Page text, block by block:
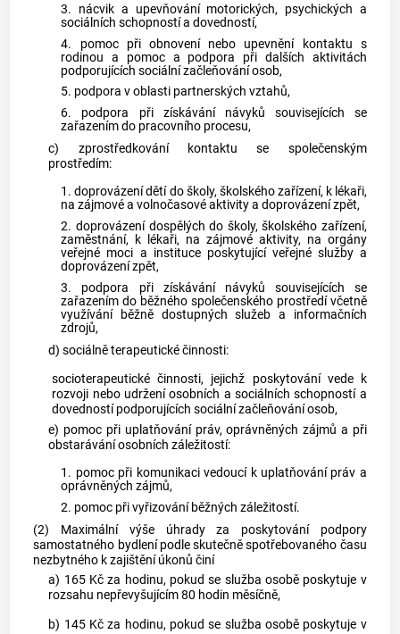
3. nácvik a upevňování motorických, psychických a
sociálních schopností a dovedností,
4. pomoc při obnovení nebo upevnění kontaktu s
rodinou a pomoc a podpora při dalších aktivitách
podporujících sociální začleňování osob,
5. podpora v oblasti partnerských vztahů,
6. podpora při získávání návyků souvisejících se
zařazením do pracovního procesu,
c) zprostředkování kontaktu se společenským
prostředím:
1. doprovázení dětí do školy, školského zařízení, k lékaři,
na zájmové a volnočasové aktivity a doprovázení zpět,
2. doprovázení dospělých do školy, školského zařízení,
zaměstnání, k lékaři, na zájmové aktivity, na orgány
veřejné moci a instituce poskytující veřejné služby a
doprovázení zpět,
3. podpora při získávání návyků souvisejících se
zařazením do běžného společenského prostředí včetně
využívání běžně dostupných služeb a informačních
zdrojů,
d) sociálně terapeutické činnosti:
socioterapeutické činnosti, jejichž poskytování vede k
rozvoji nebo udržení osobních a sociálních schopností a
dovedností podporujících sociální začleňování osob,
e) pomoc při uplatňování práv, oprávněných zájmů a při
obstarávání osobních záležitostí:
1. pomoc při komunikaci vedoucí k uplatňování práv a
oprávněných zájmů,
2. pomoc při vyřizování běžných záležitostí.
(2) Maximální výše úhrady za poskytování podpory
samostatného bydlení podle skutečně spotřebovaného času
nezbytného k zajištění úkonů činí
a) 165 Kč za hodinu, pokud se služba osobě poskytuje v
rozsahu nepřevyšujícím 80 hodin měsíčně,
b) 145 Kč za hodinu, pokud se služba osobě poskytuje v